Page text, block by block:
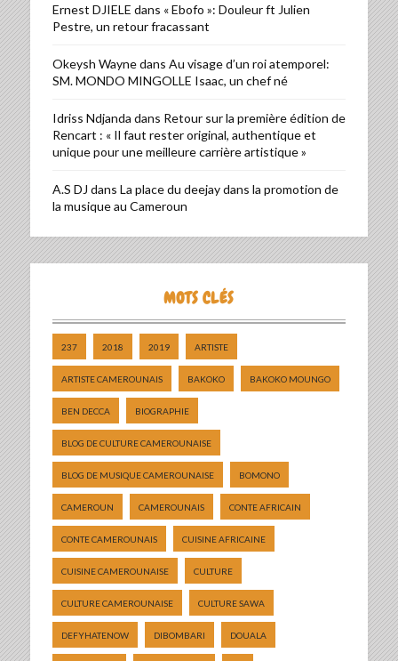
Ernest DJIELE dans « Ebofo »: Douleur ft Julien
Pestre, un retour fracassant
Okeysh Waynedans Au visage d’un roi atemporel:
SM. MONDO MINGOLLE Isaac, un chef né
Idriss Ndjanda dans Retour sur la première édition de
Rencart : « Il faut rester original, authentique et
unique pour une meilleure carrière artistique »
A.S DJ dans La place du deejay dans la promotion de
la musique au Cameroun
MOTS CLÉS
237 2018 2019 ARTISTE
ARTISTE CAMEROUNAIS BAKOKO BAKOKO MOUNGO
BEN DECCA BIOGRAPHIE
BLOG DE CULTURE CAMEROUNAISE
BLOG DE MUSIQUE CAMEROUNAISE BOMONO
CAMEROUN CAMEROUNAIS CONTE AFRICAIN
CONTE CAMEROUNAIS CUISINE AFRICAINE
CUISINE CAMEROUNAISE CULTURE
CULTURE CAMEROUNAISE CULTURE SAWA
DEFYHATENOW DIBOMBARI DOUALA